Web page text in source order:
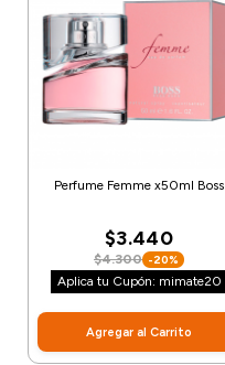
Perfume Femme x50ml Boss
$3.440
$4.300 -20%
Aplica tu Cupón: mimate20
Agregar al Carrito